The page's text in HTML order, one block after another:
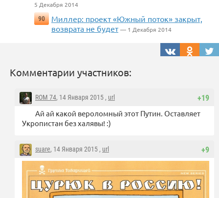
5 Декабря 2014
90
Миллер: проект «Южный поток» закрыт,
возврата не будет — 1 Декабря 2014
Комментарии участников:
+19
ROM 74, 14 Января 2015 , url
Ай ай какой вероломный этот Путин. Оставляет
Укропистан без халявы! :)
+9
suare, 14 Января 2015 , url